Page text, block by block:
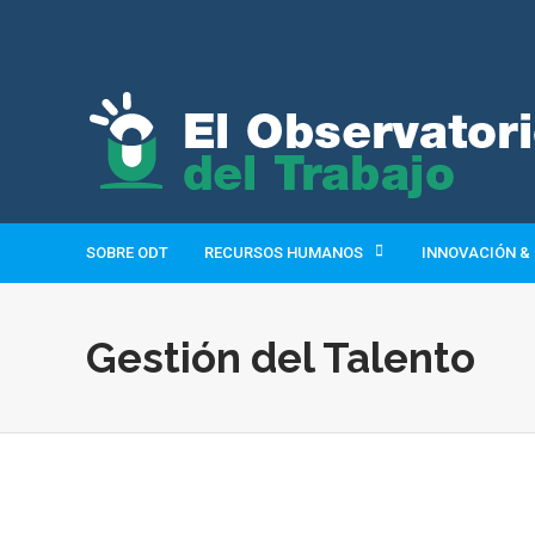
SOBRE ODT RECURSOS HUMANOS INNOVACIÓN &
Gestión del Talento